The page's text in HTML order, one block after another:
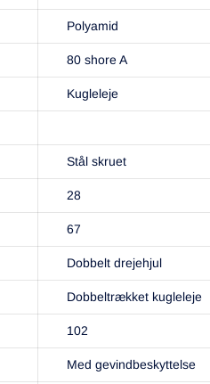
Polyamid
80 shore A
Kugleleje
Stål skruet
28
67
Dobbelt drejehjul
Dobbeltrækket kugleleje
102
Med gevindbeskyttelse